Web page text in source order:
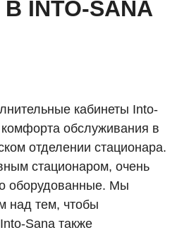
INTO-SANA
кабинеты Into-
обслуживания в
отделении стационара.
стационаром, очень
оборудованные. Мы
над тем, чтобы
Sana также